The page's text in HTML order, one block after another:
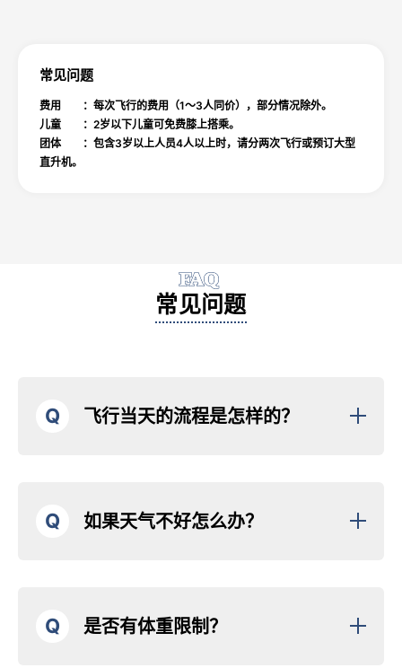
常见问题
费用 ：每次飞行的费用（1～3人同价），部分情况除外。
儿童 ：2岁以下儿童可免费膝上搭乘。
团体 ：包含3岁以上人员4人以上时，请分两次飞行或预订大型
直升机。
FAQ
常见问题
Q 飞行当天的流程是怎样的？
Q 如果天气不好怎么办？
Q 是否有体重限制？